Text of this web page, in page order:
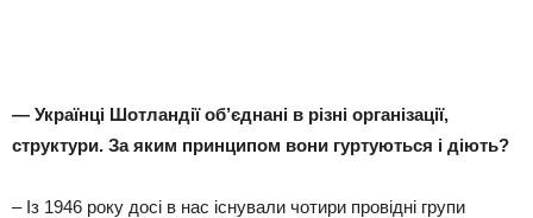
— Українці Шотландії об’єднані в різні організації,
структури. За яким принципом вони гуртуються і діють?
– Із 1946 року досі в нас існували чотири провідні групи